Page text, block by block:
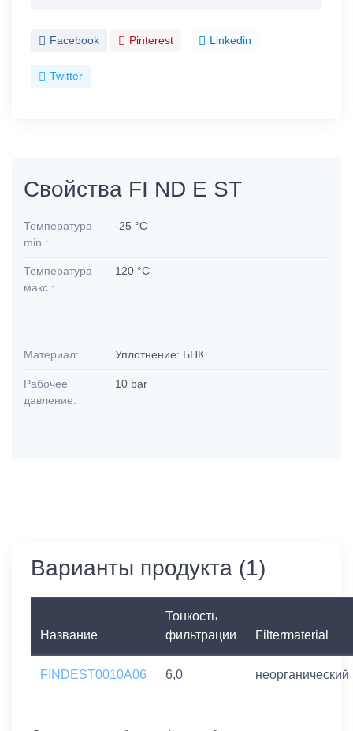
Facebook Pinterest Linkedin
Twitter
Свойства FI ND E ST
Температура
min.:
-25 °C
Температура
макс.:
120 °C
Материал: Уплотнение: БНК
Рабочее
давление:
10 bar
Варианты продукта (1)
Название
Тонкость
фильтрации
Filtermaterial
FINDEST0010A06 6,0 неорганический